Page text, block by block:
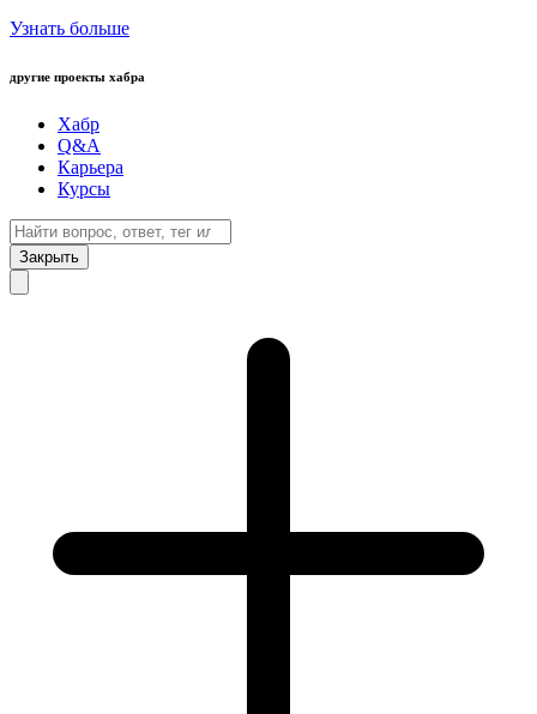
Узнать больше
другие проекты хабра
Хабр
Q&A
Карьера
Курсы
Закрыть